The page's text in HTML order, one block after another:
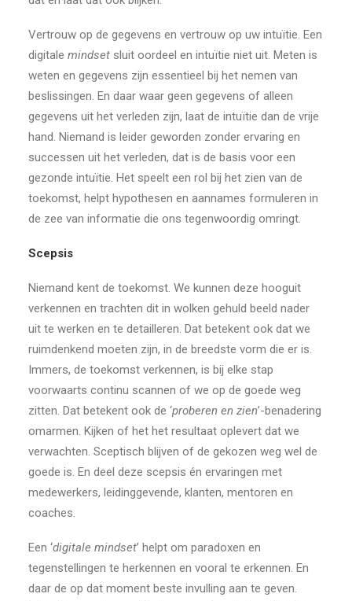
Vertrouw op de gegevens en vertrouw op uw intuïtie. Een
digitale mindset sluit oordeel en intuïtie niet uit. Meten is
weten en gegevens zijn essentieel bij het nemen van
beslissingen. En daar waar geen gegevens of alleen
gegevens uit het verleden zijn, laat de intuïtie dan de vrije
hand. Niemand is leider geworden zonder ervaring en
successen uit het verleden, dat is de basis voor een
gezonde intuïtie. Het speelt een rol bij het zien van de
toekomst, helpt hypothesen en aannames formuleren in
de zee van informatie die ons tegenwoordig omringt.
Scepsis
Niemand kent de toekomst. We kunnen deze hooguit
verkennen en trachten dit in wolken gehuld beeld nader
uit te werken en te detailleren. Dat betekent ook dat we
ruimdenkend moeten zijn, in de breedste vorm die er is.
Immers, de toekomst verkennen, is bij elke stap
voorwaarts continu scannen of we op de goede weg
zitten. Dat betekent ook de ‘proberen en zien’-benadering
omarmen. Kijken of het het resultaat oplevert dat we
verwachten. Sceptisch blijven of de gekozen weg wel de
goede is. En deel deze scepsis én ervaringen met
medewerkers, leidinggevende, klanten, mentoren en
coaches.
Een ‘digitale mindset’ helpt om paradoxen en
tegenstellingen te herkennen en vooral te erkennen. En
daar de op dat moment beste invulling aan te geven.